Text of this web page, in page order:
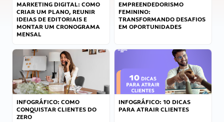
MARKETING DIGITAL: COMO
CRIAR UM PLANO, REUNIR
IDEIAS DE EDITORIAIS E
MONTAR UM CRONOGRAMA
MENSAL
EMPREENDEDORISMO
FEMININO:
TRANSFORMANDO DESAFIOS
EM OPORTUNIDADES
INFOGRÁFICO: COMO
CONQUISTAR CLIENTES DO
ZERO
INFOGRÁFICO: 10 DICAS
PARA ATRAIR CLIENTES